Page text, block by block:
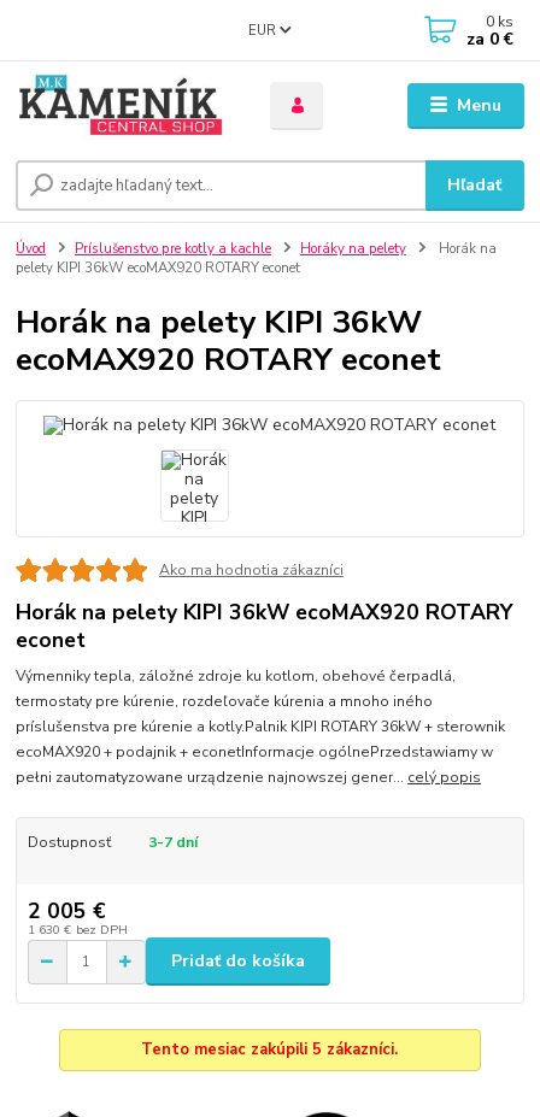
Menu
EUR
Hľadať
0 ks
za 0 €
Úvod Príslušenstvo pre kotly a kachle Horáky na pelety
Horák na
pelety KIPI 36kW ecoMAX920 ROTARY econet
Horák na pelety KIPI 36kW
ecoMAX920 ROTARY econet
Ako ma hodnotia zákazníci
Horák na pelety KIPI 36kW ecoMAX920 ROTARY
econet
Výmenniky tepla, záložné zdroje ku kotlom, obehové čerpadlá,
termostaty pre kúrenie, rozdeľovače kúrenia a mnoho iného
príslušenstva pre kúrenie a kotly.Palnik KIPI ROTARY 36kW + sterownik
ecoMAX920 + podajnik + econetInformacje ogólnePrzedstawiamy w
pełni zautomatyzowane urządzenie najnowszej gener... celý popis
Dostupnosť 3-7 dní
2 005 €
1 630 € bez DPH
Pridať do košíka
Tento mesiac zakúpili 5 zákazníci.